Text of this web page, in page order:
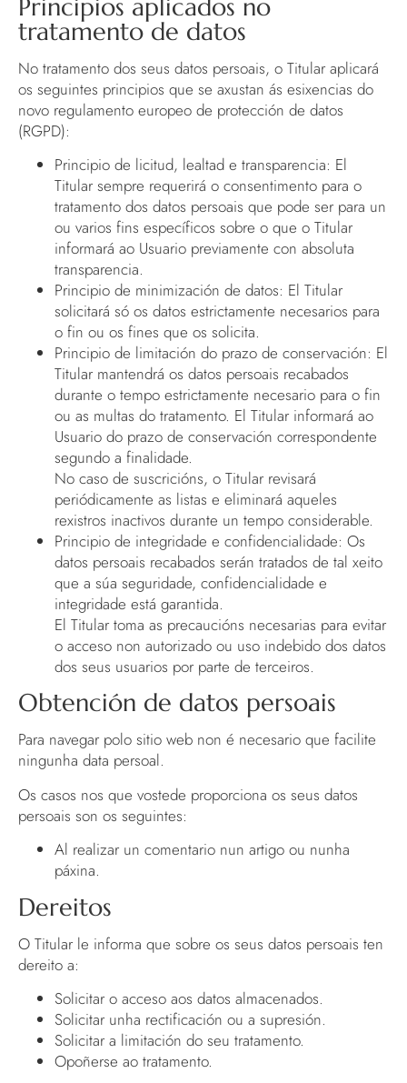
Principios aplicados no
tratamento de datos
No tratamento dos seus datos persoais, o Titular aplicará
os seguintes principios que se axustan ás esixencias do
novo regulamento europeo de protección de datos
(RGPD):
Principio de licitud, lealtad e transparencia: El
Titular sempre requerirá o consentimento para o
tratamento dos datos persoais que pode ser para un
ou varios fins específicos sobre o que o Titular
informará ao Usuario previamente con absoluta
transparencia.
Principio de minimización de datos: El Titular
solicitará só os datos estrictamente necesarios para
o fin ou os fines que os solicita.
Principio de limitación do prazo de conservación: El
Titular mantendrá os datos persoais recabados
durante o tempo estrictamente necesario para o fin
ou as multas do tratamento. El Titular informará ao
Usuario do prazo de conservación correspondente
segundo a finalidade.
No caso de suscricións, o Titular revisará
periódicamente as listas e eliminará aqueles
rexistros inactivos durante un tempo considerable.
Principio de integridade e confidencialidade: Os
datos persoais recabados serán tratados de tal xeito
que a súa seguridade, confidencialidade e
integridade está garantida.
El Titular toma as precaucións necesarias para evitar
o acceso non autorizado ou uso indebido dos datos
dos seus usuarios por parte de terceiros.
Obtención de datos persoais
Para navegar polo sitio web non é necesario que facilite
ningunha data persoal.
Os casos nos que vostede proporciona os seus datos
persoais son os seguintes:
Al realizar un comentario nun artigo ou nunha
páxina.
Dereitos
O Titular le informa que sobre os seus datos persoais ten
dereito a:
Solicitar o acceso aos datos almacenados.
Solicitar unha rectificación ou a supresión.
Solicitar a limitación do seu tratamento.
Opoñerse ao tratamento.